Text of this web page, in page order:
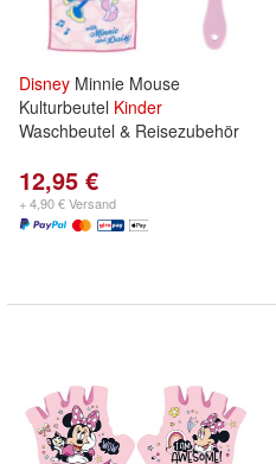
Disney Minnie Mouse
Kulturbeutel Kinder
Waschbeutel & Reisezubehör
12,95 €
+ 4,90 € Versand